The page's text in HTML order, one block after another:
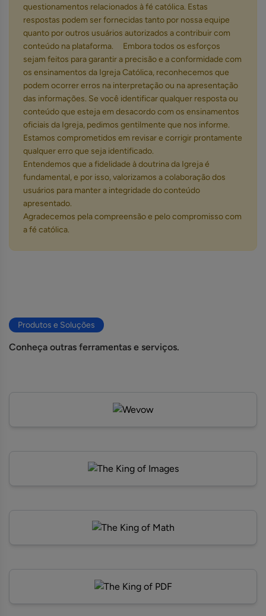
questionamentos relacionados à fé católica. Estas
respostas podem ser fornecidas tanto por nossa equipe
quanto por outros usuários autorizados a contribuir com
conteúdo na plataforma. Embora todos os esforços
sejam feitos para garantir a precisão e a conformidade com
os ensinamentos da Igreja Católica, reconhecemos que
podem ocorrer erros na interpretação ou na apresentação
das informações. Se você identificar qualquer resposta ou
conteúdo que esteja em desacordo com os ensinamentos
oficiais da Igreja, pedimos gentilmente que nos informe.
Estamos comprometidos em revisar e corrigir prontamente
qualquer erro que seja identificado.
Entendemos que a fidelidade à doutrina da Igreja é
fundamental, e por isso, valorizamos a colaboração dos
usuários para manter a integridade do conteúdo
apresentado.
Agradecemos pela compreensão e pelo compromisso com
a fé católica.
Produtos e Soluções
Conheça outras ferramentas e serviços.